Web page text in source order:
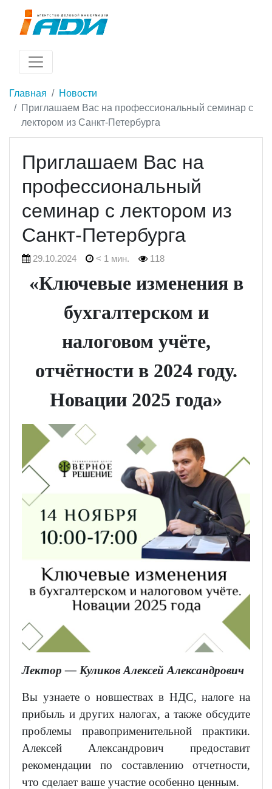
Главная
Новости
Приглашаем Вас на профессиональный семинар с
лектором из Санкт-Петербурга
Приглашаем Вас на
профессиональный
семинар с лектором из
Санкт-Петербурга
29.10.2024 < 1 мин. 118
«Ключевые изменения в
бухгалтерском и
налоговом учёте,
отчётности в 2024 году.
Новации 2025 года»
Лектор — Куликов Алексей Александрович
Вы узнаете о новшествах в НДС, налоге на
прибыль и других налогах, а также обсудите
проблемы правоприменительной практики.
Алексей Александрович предоставит
рекомендации по составлению отчетности,
что сделает ваше участие особенно ценным.